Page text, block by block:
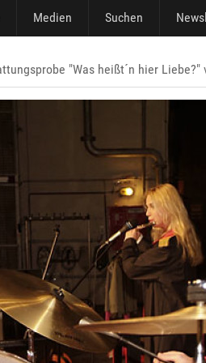
Medien Suchen
"Was heißt´n hier